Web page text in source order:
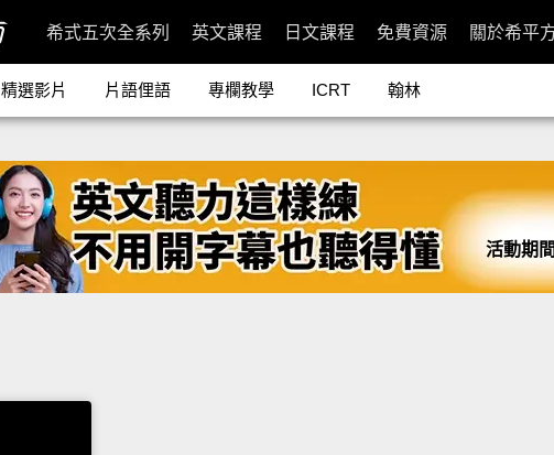
希式五次全系列 英文課程 日文課程 免費資源 關於希平
精選影片 片語俚語 專欄教學 ICRT 翰林
活動期間